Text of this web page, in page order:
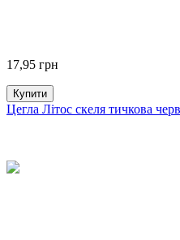
17,95 грн
Купити
Цегла Літос скеля тичкова